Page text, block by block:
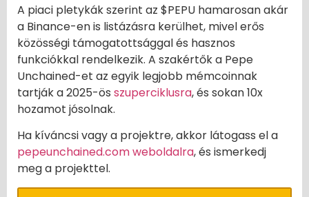
A piaci pletykák szerint az $PEPU hamarosan akár
a Binance-en is listázásra kerülhet, mivel erős
közösségi támogatottsággal és hasznos
funkciókkal rendelkezik. A szakértők a Pepe
Unchained-et az egyik legjobb mémcoinnak
tartják a 2025-ös szuperciklusra, és sokan 10x
hozamot jósolnak.
Ha kíváncsi vagy a projektre, akkor látogass el a
pepeunchained.com weboldalra, és ismerkedj
meg a projekttel.